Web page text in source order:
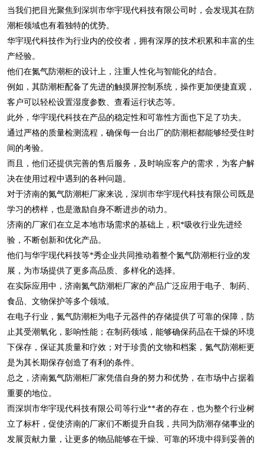
当我们把目光聚焦到深圳市华宇现代科技有限公司时，会发现其在防
潮柜领域也有着独特的优势。
华宇现代科技作为行业内的佼佼者，拥有深厚的技术积累和丰富的生
产经验。
他们在氮气防潮柜的设计上，注重人性化与智能化的结合。
例如，其防潮柜配备了先进的触摸屏控制系统，操作更加便捷直观，
客户可以轻松设置湿度参数、查看运行状态等。
此外，华宇现代科技在产品的稳定性和可靠性方面也下足了功夫。
通过严格的质量检测流程，确保每一台出厂的防潮柜都能够经受住时
间的考验。
而且，他们还提供完善的售后服务，及时响应客户的需求，为客户解
决在使用过程中遇到的各种问题。
对于济南的氮气防潮柜厂家来说，深圳市华宇现代科技有限公司既是
学习的榜样，也是激励自身不断进步的动力。
济南的厂家们在立足本地市场需求的基础上，积*吸收行业先进经
验，不断创新和优化产品。
他们与华宇现代科技等*秀企业共同推动着整个氮气防潮柜行业的发
展，为市场提供了更多高品质、多样化的选择。
在实际应用中，济南氮气防潮柜厂家的产品广泛应用于电子、制药、
食品、文物保护等多个领域。
在电子行业，氮气防潮柜为电子元器件的存储提供了可靠的保障，防
止其受潮氧化，影响性能；在制药领域，能够确保药品在干燥的环境
下保存，保证其质量和疗效；对于珍贵的文物和档案，氮气防潮柜更
是为其长期保存创造了有利的条件。
总之，济南氮气防潮柜厂家凭借自身的努力和优势，在市场中占据着
重要的地位。
而深圳市华宇现代科技有限公司等行业**者的存在，也为整个行业树
立了标杆，促使济南的厂家们不断提升自我，共同为防潮存储事业的
发展贡献力量，让更多的物品能够在干燥、可靠的环境中得到妥善的